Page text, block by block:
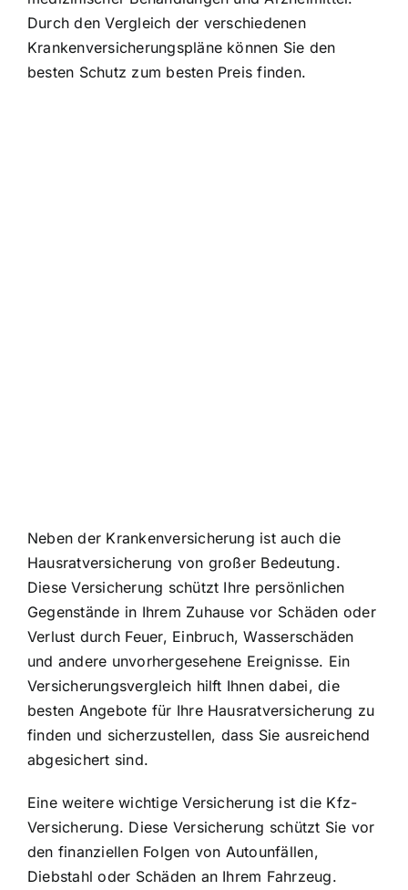
Durch den Vergleich der verschiedenen
Krankenversicherungspläne können Sie den
besten Schutz zum besten Preis finden.
Neben der Krankenversicherung ist auch die
Hausratversicherung von großer Bedeutung.
Diese Versicherung schützt Ihre persönlichen
Gegenstände in Ihrem Zuhause vor Schäden oder
Verlust durch Feuer, Einbruch, Wasserschäden
und andere unvorhergesehene Ereignisse. Ein
Versicherungsvergleich hilft Ihnen dabei, die
besten Angebote für Ihre Hausratversicherung zu
finden und sicherzustellen, dass Sie ausreichend
abgesichert sind.
Eine weitere wichtige Versicherung ist die Kfz-
Versicherung. Diese Versicherung schützt Sie vor
den finanziellen Folgen von Autounfällen,
Diebstahl oder Schäden an Ihrem Fahrzeug.